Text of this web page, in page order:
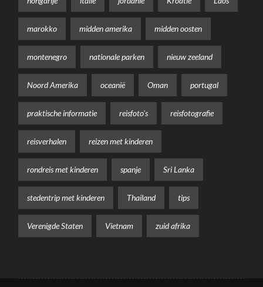
marokko midden amerika midden oosten
montenegro nationale parken nieuw zeeland
Noord Amerika oceanië Oman portugal
praktische informatie reisfoto's reisfotografie
reisverhalen reizen met kinderen
rondreis met kinderen spanje Sri Lanka
stedentrip met kinderen Thailand tips
Verenigde Staten Vietnam zuid afrika